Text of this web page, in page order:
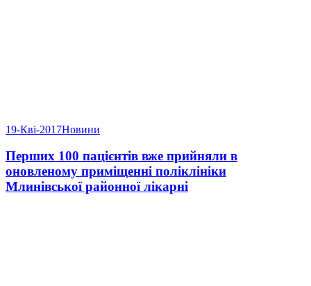
19-Кві-2017Новини
Перших 100 пацієнтів вже прийняли в
оновленому приміщенні поліклініки
Млинівської районної лікарні